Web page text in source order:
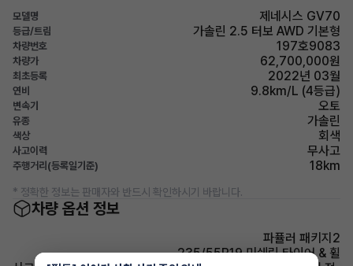
모델명 제네시스 GV70
등급/트림 가솔린 2.5 터보 AWD 기본형
차량번호 197호9083
차량가 62,700,000원
최초등록 2022년 03월
연비 9.8km/L (4등급)
변속기 오토
유종 가솔린
색상 회색
사고이력 무사고
주행거리(등록일기준) 18km
* 정확한 정보는 판매자와 반드시 확인하시기 바랍니다.
차량 옵션 정보
파퓰러 패키지2
235/55R19 미쉐린 타이어 & 휠